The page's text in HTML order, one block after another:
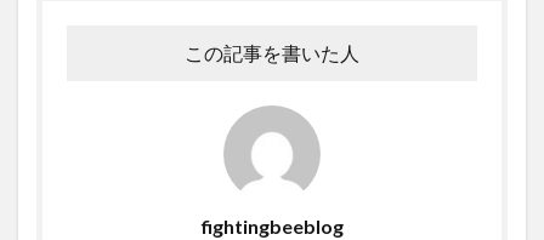
この記事を書いた人
fightingbeeblog